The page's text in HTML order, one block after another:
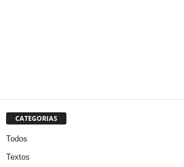
CATEGORIAS
Todos
Textos